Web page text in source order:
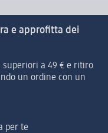
e approfitta dei
superiori a 49 € e ritiro
un ordine con un
per te